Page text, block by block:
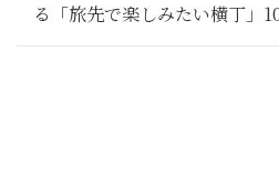
る「旅先で楽しみたい横丁」